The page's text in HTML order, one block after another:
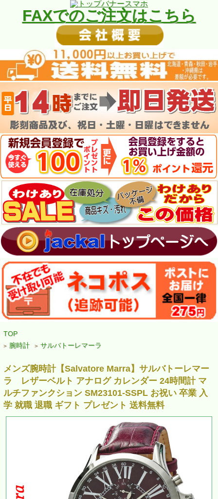
FAXでのご注文はこちら
TOP
> 腕時計 > サルバトーレマーラ
メンズ腕時計【Salvatore Marra】サルバトーレマー
ラ レザーベルト アナログ カレンダー 24時間計 マ
ルチファンクション SM23101-SSPL お祝い 卒業 入
学 就職 退職 ギフト プレゼント 送料無料